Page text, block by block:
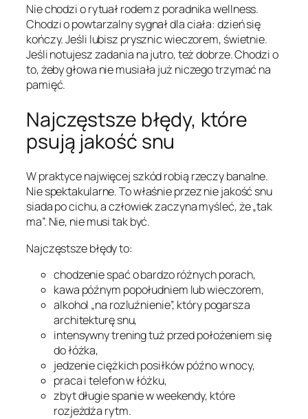
Nie chodzi o rytuał rodem z poradnika wellness.
Chodzi o powtarzalny sygnał dla ciała: dzień się
kończy. Jeśli lubisz prysznic wieczorem, świetnie.
Jeśli notujesz zadania na jutro, też dobrze. Chodzi o
to, żeby głowa nie musiała już niczego trzymać na
pamięć.
Najczęstsze błędy, które
psują jakość snu
W praktyce najwięcej szkód robią rzeczy banalne.
Nie spektakularne. To właśnie przez nie jakość snu
siada po cichu, a człowiek zaczyna myśleć, że „tak
ma”. Nie, nie musi tak być.
Najczęstsze błędy to:
chodzenie spać o bardzo różnych porach,
kawa późnym popołudniem lub wieczorem,
alkohol „na rozluźnienie”, który pogarsza
architekturę snu,
intensywny trening tuż przed położeniem się
do łóżka,
jedzenie ciężkich posiłków późno w nocy,
praca i telefon w łóżku,
zbyt długie spanie w weekendy, które
rozjeżdża rytm.